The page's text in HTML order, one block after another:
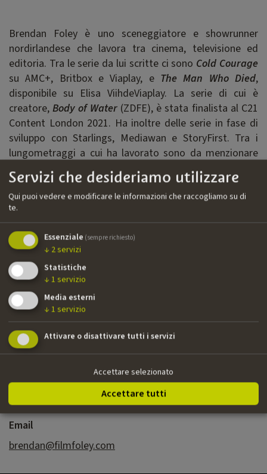
Brendan Foley è uno sceneggiatore e showrunner
nordirlandese che lavora tra cinema, televisione ed
editoria. Tra le serie da lui scritte ci sono Cold Courage
su AMC+, Britbox e Viaplay, e The Man Who Died,
disponibile su Elisa ViihdeViaplay. La serie di cui è
creatore,Body of Water(ZDFE), è stata finalista al C21
Content London 2021. Ha inoltre delle serie in fase di
sviluppo con Starlings, Mediawan e StoryFirst. Tra i
lungometraggi a cui ha lavorato sono da menzionare
Johnny Was
(con Vinnie Jones) e The Riddle
Jacobi). Brendan è anche autore del bestseller Under
the Wire, edito da Random House.
Filmografia
››Cold Courage
Britbox | sceneggiatore
››The Man Who Died
sceneggiatore
››The Riddle
| lungometraggio | Image Entertainment,
2.7m DVDs | sceneggiatore, produttore, regista
Nazionalità
Britannica
Email
brendan@filmfoley.com
Servizi che desideriamo utilizzare
Qui puoi vedere e modificare le informazioni che raccogliamo su di
te.
Essenziale (sempre richiesto)
↓ 2 servizi
Statistiche
↓ 1 servizio
Media esterni
↓ 1 servizio
Attivare o disattivare tutti i servizi
Accettare selezionato
Accettare tutti